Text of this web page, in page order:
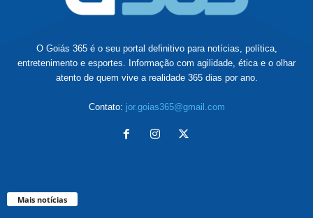
O Goiás 365 é o seu portal definitivo para notícias, política,
entretenimento e esportes. Informação com agilidade, ética e o olhar
atento de quem vive a realidade 365 dias por ano.
Contato: jor.goias365@gmail.com
Mais notícias